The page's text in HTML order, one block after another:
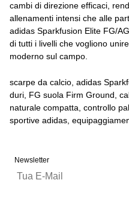
cambi di direzione efficaci,
allenamenti intensi che alle
adidas Sparkfusion Elite FG/
di tutti i livelli che vogliono
moderno sul campo.
scarpe da calcio, adidas
duri, FG suola Firm Ground,
naturale compatta, controllo
sportive adidas,
Newsletter